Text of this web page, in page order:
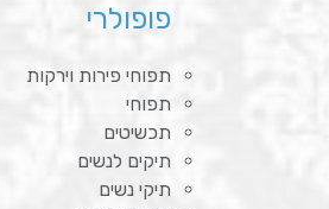
פופולרי
תפוחי פירות וירקות
תפוחי
תכשיטים
תיקים לנשים
תיקי נשים